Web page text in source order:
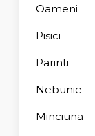
Oameni
Pisici
Parinti
Nebunie
Minciuna